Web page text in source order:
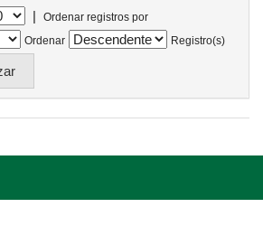
|
Ordenar registros por
Ordenar
Registro(s)